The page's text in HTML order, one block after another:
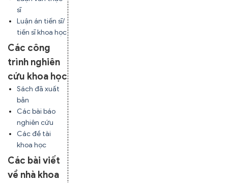
sĩ
Luận án tiến sĩ/
tiến sĩ khoa học
Các công
trình nghiên
cứu khoa học
Sách đã xuất
bản
Các bài báo
nghiên cứu
Các đề tài
khoa học
Các bài viết
về nhà khoa